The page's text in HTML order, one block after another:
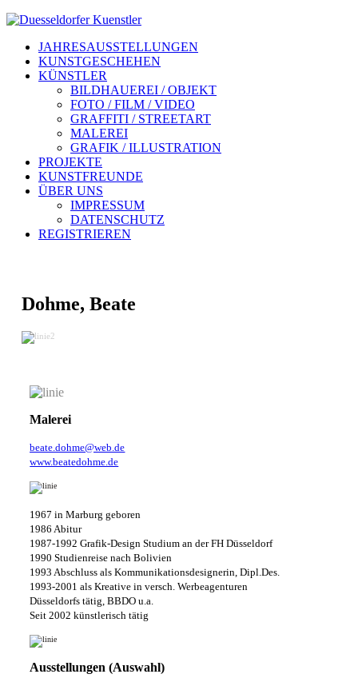
JAHRESAUSSTELLUNGEN
KUNSTGESCHEHEN
KÜNSTLER
BILDHAUEREI / OBJEKT
FOTO / FILM / VIDEO
GRAFFITI / STREETART
MALEREI
GRAFIK / ILLUSTRATION
PROJEKTE
KUNSTFREUNDE
ÜBER UNS
IMPRESSUM
DATENSCHUTZ
REGISTRIEREN
Dohme, Beate
Malerei
beate.dohme@web.de
www.beatedohme.de
1967 in Marburg geboren
1986 Abitur
1987-1992 Grafik-Design Studium an der FH Düsseldorf
1990 Studienreise nach Bolivien
1993 Abschluss als Kommunikationsdesignerin, Dipl.Des.
1993-2001 als Kreative in versch. Werbeagenturen
Düsseldorfs tätig, BBDO u.a.
Seit 2002 künstlerisch tätig
Ausstellungen (Auswahl)